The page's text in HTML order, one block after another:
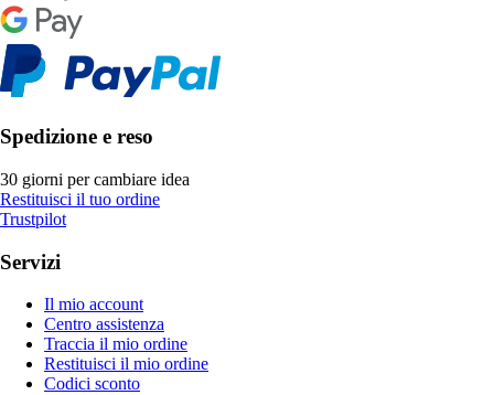
Spedizione e reso
30 giorni per cambiare idea
Restituisci il tuo ordine
Trustpilot
Servizi
Il mio account
Centro assistenza
Traccia il mio ordine
Restituisci il mio ordine
Codici sconto